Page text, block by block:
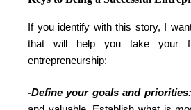
If you identify with this story, I
that will help you take your
entrepreneurship:
-Define your goals and priorities: